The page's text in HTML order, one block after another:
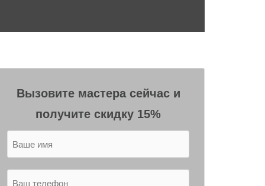
Вызовите мастера сейчас и
получите скидку 15%